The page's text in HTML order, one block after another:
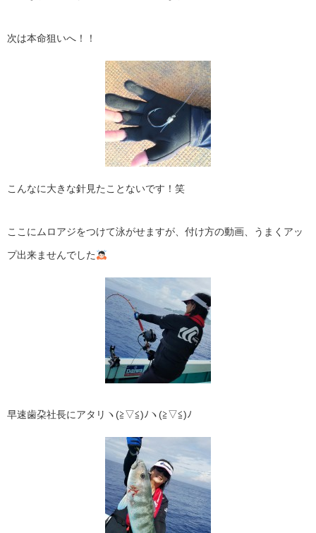
次は本命狙いへ！！
こんなに大きな針見たことないです！笑
ここにムロアジをつけて泳がせますが、付け方の動画、うまくアッ
プ出来ませんでした
早速歯朶社長にアタリヽ(≧▽≦)ﾉヽ(≧▽≦)ﾉ